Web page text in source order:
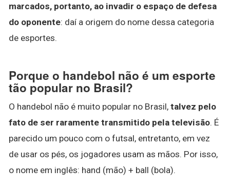
marcados, portanto, ao invadir o espaço de defesa
do oponente: daí a origem do nome dessa categoria
de esportes.
Porque o handebol não é um esporte
tão popular no Brasil?
O handebol não é muito popular no Brasil, talvez pelo
fato de ser raramente transmitido pela televisão. É
parecido um pouco com o futsal, entretanto, em vez
de usar os pés, os jogadores usam as mãos. Por isso,
o nome em inglês: hand (mão) + ball (bola).